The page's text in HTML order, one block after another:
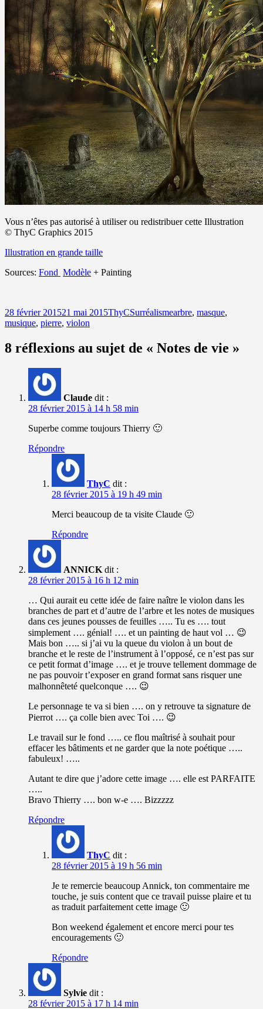
Vous n’êtes pas autorisé à utiliser ou redistribuer cette Illustration
© ThyC Graphics 2015
Illustration en grande taille
Sources: Fond Modèle + Painting
Publié
le
28 février 201521 mai 2015Auteur
ThyCCatégories
SurréalismeMots-
arbre, masque,
musique, pierre, violon
8 réflexions au sujet de « Notes de vie »
Claude dit :
28 février 2015 à 14 h 58 min
Superbe comme toujours Thierry 🙂
Répondre
ThyC dit :
28 février 2015 à 19 h 49 min
Merci beaucoup de ta visite Claude 🙂
Répondre
ANNICK dit :
28 février 2015 à 16 h 12 min
… Qui aurait eu cette idée de faire naître le violon dans les
branches de part et d’autre de l’arbre et les notes de musiques
dans ces jeunes pousses de feuilles ….. Tu es …. tout
simplement …. génial! …. et un painting de haut vol … 😉
Mais bon ….. si j’ai vu la queue du violon à un bout de
branche et le reste de l’instrument à l’opposé, ce n’est pas sur
ce petit format d’image …. et je trouve tellement dommage de
ne pas pouvoir t’exposer en grand format sans risquer une
malhonnêteté quelconque …. 😉
Le personnage te va si bien …. on y retrouve ta signature de
Pierrot …. ça colle bien avec Toi …. 😉
Le travail sur le fond ….. ce flou maîtrisé à souhait pour
effacer les bâtiments et ne garder que la note poétique …..
fabuleux! …..
Autant te dire que j’adore cette image …. elle est PARFAITE
…..
Bravo Thierry …. bon w-e …. Bizzzzz
Répondre
ThyC dit :
28 février 2015 à 19 h 56 min
Je te remercie beaucoup Annick, ton commentaire me
touche, je suis content que ce travail puisse plaire et tu
as traduit parfaitement cette image 🙂
Bon weekend également et encore merci pour tes
encouragements 🙂
Répondre
Sylvie dit :
28 février 2015 à 17 h 14 min